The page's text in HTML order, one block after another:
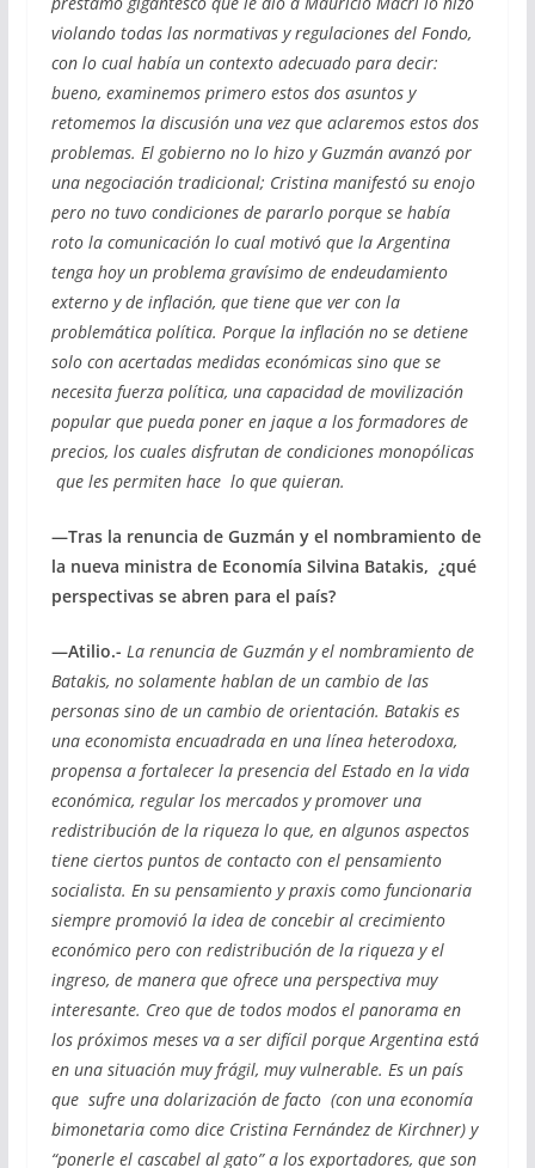
violando todas las normativas y regulaciones del Fondo,
con lo cual había un contexto adecuado para decir:
bueno, examinemos primero estos dos asuntos y
retomemos la discusión una vez que aclaremos estos dos
problemas. El gobierno no lo hizo y Guzmán avanzó por
una negociación tradicional; Cristina manifestó su enojo
pero no tuvo condiciones de pararlo porque se había
roto la comunicación lo cual motivó que la Argentina
tenga hoy un problema gravísimo de endeudamiento
externo y de inflación, que tiene que ver con la
problemática política. Porque la inflación no se detiene
solo con acertadas medidas económicas sino que se
necesita fuerza política, una capacidad de movilización
popular que pueda poner en jaque a los formadores de
precios, los cuales disfrutan de condiciones monopólicas
que les permiten hace lo que quieran.
—Tras la renuncia de Guzmán y el nombramiento de
la nueva ministra de Economía Silvina Batakis, ¿qué
perspectivas se abren para el país?
—Atilio.- La renuncia de Guzmán y el nombramiento de
Batakis, no solamente hablan de un cambio de las
personas sino de un cambio de orientación. Batakis es
una economista encuadrada en una línea heterodoxa,
propensa a fortalecer la presencia del Estado en la vida
económica, regular los mercados y promover una
redistribución de la riqueza lo que, en algunos aspectos
tiene ciertos puntos de contacto con el pensamiento
socialista. En su pensamiento y praxis como funcionaria
siempre promovió la idea de concebir al crecimiento
económico pero con redistribución de la riqueza y el
ingreso, de manera que ofrece una perspectiva muy
interesante. Creo que de todos modos el panorama en
los próximos meses va a ser difícil porque Argentina está
en una situación muy frágil, muy vulnerable. Es un país
que sufre una dolarización de facto (con una economía
bimonetaria como dice Cristina Fernández de Kirchner) y
“ponerle el cascabel al gato” a los exportadores, que son